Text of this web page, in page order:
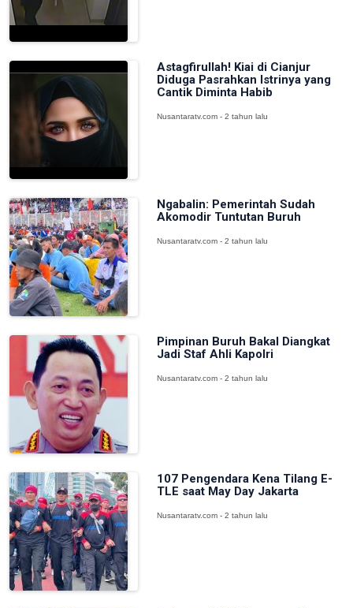
Astagfirullah! Kiai di Cianjur
Diduga Pasrahkan Istrinya yang
Cantik Diminta Habib
Nusantaratv.com - 2 tahun lalu
Ngabalin: Pemerintah Sudah
Akomodir Tuntutan Buruh
Nusantaratv.com - 2 tahun lalu
Pimpinan Buruh Bakal Diangkat
Jadi Staf Ahli Kapolri
Nusantaratv.com - 2 tahun lalu
107 Pengendara Kena Tilang E-
TLE saat May Day Jakarta
Nusantaratv.com - 2 tahun lalu